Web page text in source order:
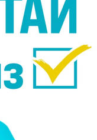
Ұясынан
басқа үйге
санына,
мүмкін. Қалай
одан қорғаған.